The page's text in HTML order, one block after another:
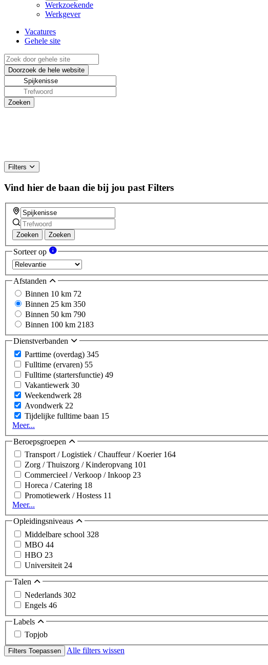
Werkzoekende
Werkgever
Vacatures
Gehele site
Filters
Vind hier de baan die bij jou past Filters
Zoeken Zoeken
Sorteer op
Afstanden
Binnen 10 km 72
Binnen 25 km 350
Binnen 50 km 790
Binnen 100 km 2183
Dienstverbanden
Parttime (overdag) 345
Fulltime (ervaren) 55
Fulltime (startersfunctie) 49
Vakantiewerk 30
Weekendwerk 28
Avondwerk 22
Tijdelijke fulltime baan 15
Meer...
Beroepsgroepen
Transport / Logistiek / Chauffeur / Koerier 164
Zorg / Thuiszorg / Kinderopvang 101
Commercieel / Verkoop / Inkoop 23
Horeca / Catering 18
Promotiewerk / Hostess 11
Meer...
Opleidingsniveaus
Middelbare school 328
MBO 44
HBO 23
Universiteit 24
Talen
Nederlands 302
Engels 46
Labels
Topjob
Filters Toepassen Alle filters wissen